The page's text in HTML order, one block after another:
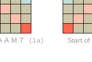
(1a) Start